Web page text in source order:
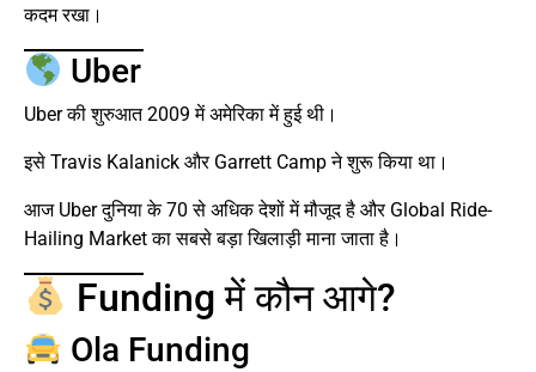
कदम रखा।
Uber
Uber की शुरुआत 2009 में अमेरिका में हुई थी।
इसे Travis Kalanick और Garrett Camp ने शुरू किया था।
आज Uber दुनिया के 70 से अधिक देशों में मौजूद है और Global Ride-
Hailing Market का सबसे बड़ा खिलाड़ी माना जाता है।
Funding में कौन आगे?
Ola Funding